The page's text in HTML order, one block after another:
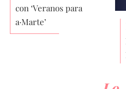
con ‘Veranos para
a·Marte’